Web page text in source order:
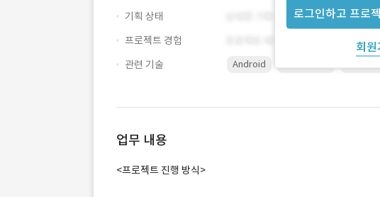
로그인하고 프로
회원
기획 상태
프로젝트 경험
관련 기술
Android
업무 내용
<프로젝트 진행 방식>